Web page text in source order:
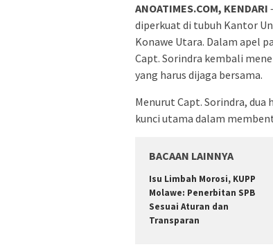
ANOATIMES.COM, KENDARI
diperkuat di tubuh Kantor
Konawe Utara. Dalam apel
Capt. Sorindra kembali
yang harus dijaga bersama.
Menurut Capt. Sorindra,
kunci utama dalam
BACAAN LAINNYA
Isu Limbah Morosi, KUPP
Molawe: Penerbitan SPB
Sesuai Aturan dan
Transparan